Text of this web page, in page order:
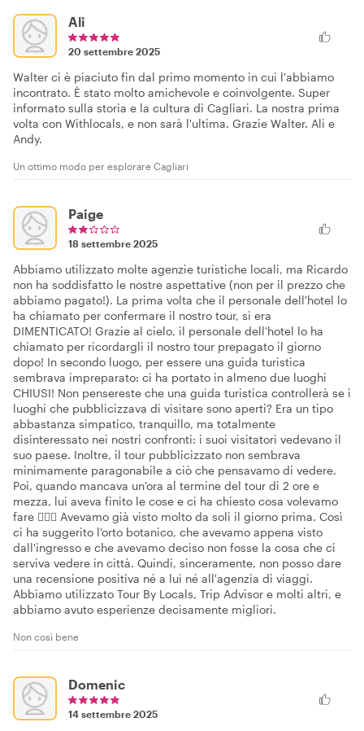
Ali
20 settembre 2025
Walter ci è piaciuto fin dal primo momento in cui l'abbiamo
incontrato. È stato molto amichevole e coinvolgente. Super
informato sulla storia e la cultura di Cagliari. La nostra prima
volta con Withlocals, e non sarà l'ultima. Grazie Walter. Ali e
Andy.
Un ottimo modo per esplorare Cagliari
Paige
18 settembre 2025
Abbiamo utilizzato molte agenzie turistiche locali, ma Ricardo
non ha soddisfatto le nostre aspettative (non per il prezzo che
abbiamo pagato!). La prima volta che il personale dell'hotel lo
ha chiamato per confermare il nostro tour, si era
DIMENTICATO! Grazie al cielo, il personale dell'hotel lo ha
chiamato per ricordargli il nostro tour prepagato il giorno
dopo! In secondo luogo, per essere una guida turistica
sembrava impreparato: ci ha portato in almeno due luoghi
CHIUSI! Non pensereste che una guida turistica controllerà se i
luoghi che pubblicizzava di visitare sono aperti? Era un tipo
abbastanza simpatico, tranquillo, ma totalmente
disinteressato nei nostri confronti: i suoi visitatori vedevano il
suo paese. Inoltre, il tour pubblicizzato non sembrava
minimamente paragonabile a ciò che pensavamo di vedere.
Poi, quando mancava un'ora al termine del tour di 2 ore e
mezza, lui aveva finito le cose e ci ha chiesto cosa volevamo
fare 🤷🏻‍♀️ Avevamo già visto molto da soli il giorno prima. Così
ci ha suggerito l'orto botanico, che avevamo appena visto
dall'ingresso e che avevamo deciso non fosse la cosa che ci
serviva vedere in città. Quindi, sinceramente, non posso dare
una recensione positiva né a lui né all'agenzia di viaggi.
Abbiamo utilizzato Tour By Locals, Trip Advisor e molti altri, e
abbiamo avuto esperienze decisamente migliori.
Non così bene
Domenic
14 settembre 2025